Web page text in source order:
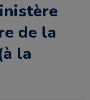
de la
la